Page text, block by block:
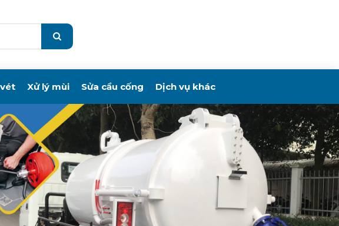
Xử lý mùi Sửa cầu cống Dịch vụ khác